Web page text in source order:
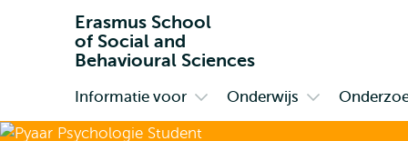
Erasmus School
of Social and
Behavioural Sciences
Primair
Informatie voor
submenu
Onderwijs